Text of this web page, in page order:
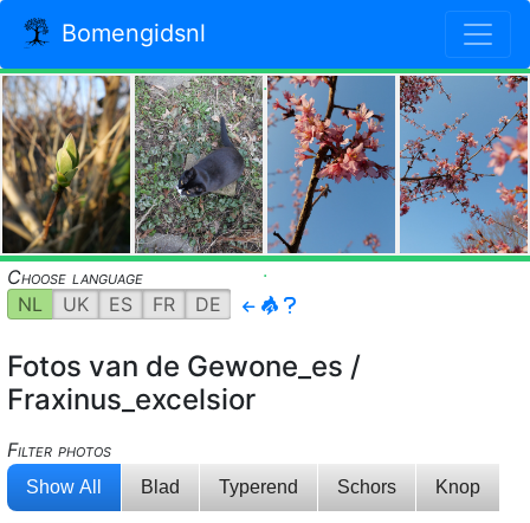
Bomengidsnl
.
.
Choose language
NL
UK ES FR DE
Fotos van de Gewone_es /
Fraxinus_excelsior
Filter photos
Show All Blad Typerend Schors Knop